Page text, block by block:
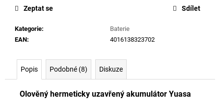
Kategorie:
Baterie
EAN: 4016138323702
Zeptat se Sdílet
Popis Podobné (8) Diskuze
Olověný hermeticky uzavřený akumulátor Yuasa
ER34615
RAMWAY
59
Kč